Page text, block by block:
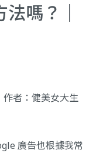
嗎？｜
作者：健美女大生
廣告也根據我常